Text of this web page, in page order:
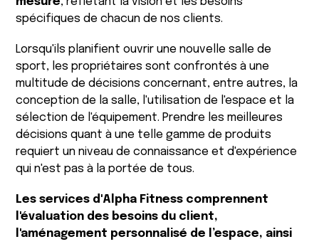
spécifiques de chacun de nos clients.
Lorsqu'ils planifient ouvrir une nouvelle salle de
sport, les propriétaires sont confrontés à une
multitude de décisions concernant, entre autres, la
conception de la salle, l'utilisation de l'espace et la
sélection de l'équipement. Prendre les meilleures
décisions quant à une telle gamme de produits
requiert un niveau de connaissance et d'expérience
qui n'est pas à la portée de tous.
Les services d'Alpha Fitness comprennent
l'évaluation des besoins du client,
l'aménagement personnalisé de l’espace, ainsi